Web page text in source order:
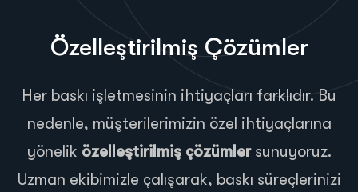
Özelleştirilmiş Çözümler
Her baskı işletmesinin ihtiyaçları farklıdır. Bu
nedenle, müşterilerimizin özel ihtiyaçlarına
yönelik özelleştirilmiş çözümlersunuyoruz.
Uzman ekibimizle çalışarak, baskı süreçlerinizi